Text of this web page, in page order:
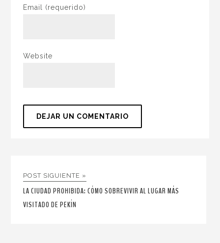
Email (requerido)
Website
POST SIGUIENTE »
LA CIUDAD PROHIBIDA: CÓMO SOBREVIVIR AL LUGAR MÁS
VISITADO DE PEKÍN